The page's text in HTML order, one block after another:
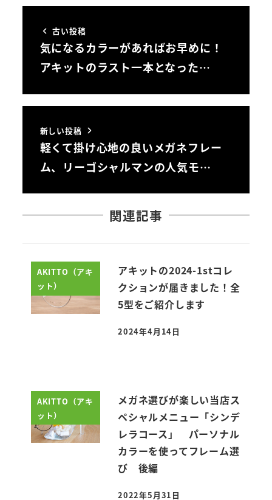
古い投稿
気になるカラーがあればお早めに！
アキットのラスト一本となった…
新しい投稿
軽くて掛け心地の良いメガネフレー
ム、リーゴシャルマンの人気モ…
関連記事
AKITTO（アキ
ット）
アキットの2024-1stコレ
クションが届きました！全
5型をご紹介します
投稿日
2024年4月14日
AKITTO（アキ
ット）
メガネ選びが楽しい当店ス
ペシャルメニュー「シンデ
レラコース」 パーソナル
カラーを使ってフレーム選
び 後編
2022年5月31日